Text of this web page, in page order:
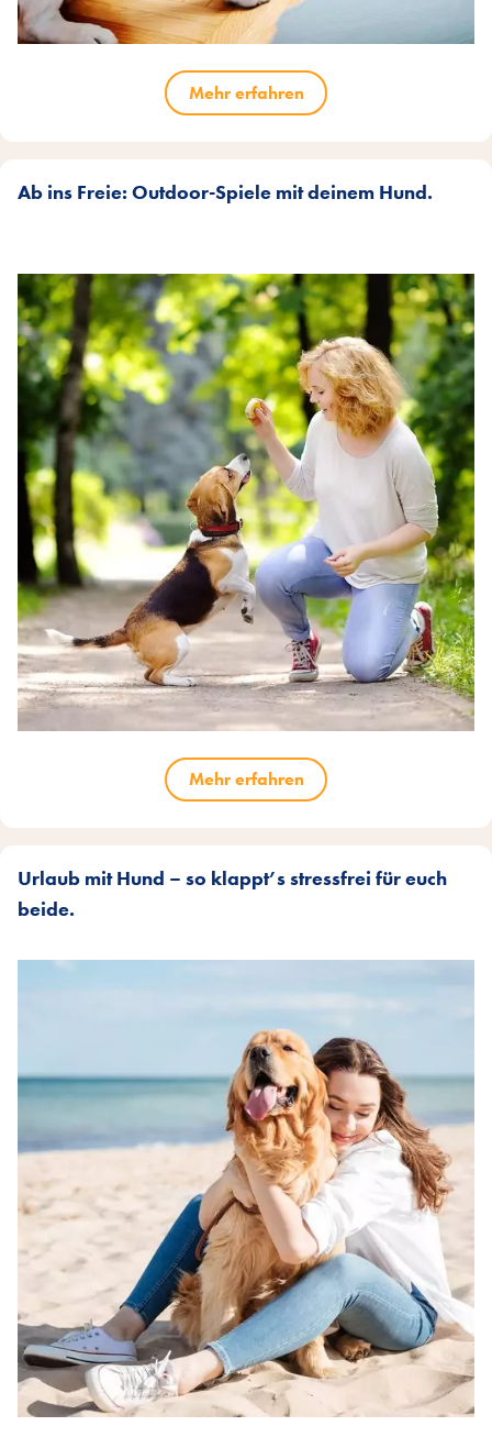
Mehr erfahren
Ab ins Freie: Outdoor-Spiele mit deinem Hund.
Mehr erfahren
Urlaub mit Hund – so klappt’s stressfrei für euch
beide.